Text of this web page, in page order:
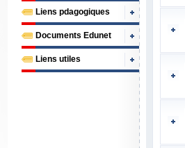
Liens pdagogiques
Documents Edunet
Liens utiles